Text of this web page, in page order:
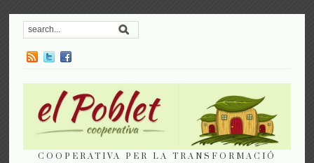
COOPERATIVA PER LA TRANSFORMACIÓ